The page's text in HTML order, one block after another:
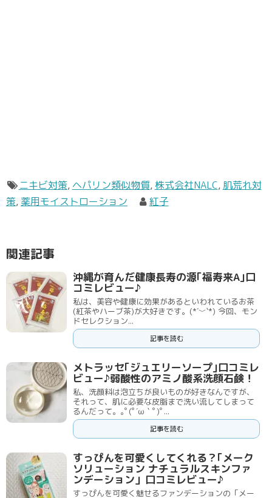
ニキビ対策, ヘパリン類似物質,株式会社NALC, 肌荒れ対
策, 薬用モイストローション 紅子
関連記事
沖縄が育んだ健康長寿の源｢福寿来A｣口
コミレビュー♪
私は、美容や健康に効果があるといわれているお茶
(紅茶やハーブ茶)が大好きです。(*´﹀`*) 今回、モン
ドセレクション...
記事を読む
メトラッセ｢ジュエリーソープ｣口コミレ
ビュー♪弱酸性のアミノ酸系洗顔石鹸！
私、洗顔料は泡立ちが良いものが好きなんですが、
それって、肌に必要な皮脂まで洗い流してしまって
るんだって。｡ﾟ(ﾟ´ω｀ﾟ)ﾟ...
記事を読む
すっぴんを可愛くしてくれる？｢メーク
ソリューション ナチュラルスキンファ
ンデーション」口コミレビュー♪
すっぴんを可愛く魅せるファンデーションの「メー